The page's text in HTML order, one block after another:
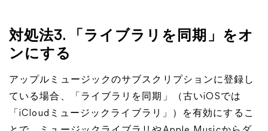
対処法3. 「ライブラリを同期」をオ
ンにする
アップルミュージックのサブスクリプションに登録し
ている場合、「ライブラリを同期」（古いiOSでは
「iCloudミュージックライブラリ」）を有効にするこ